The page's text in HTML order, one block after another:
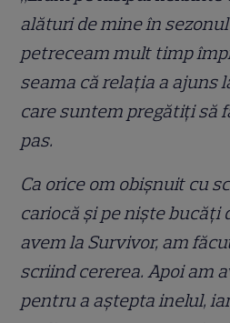
alături de mine în
petreceam mult timp
seama că relația a ajuns
care suntem pregătiți să
pas.
Ca orice om obișnuit cu
cariocă și pe niște bucăți
avem la Survivor, am
scriind cererea. Apoi am
pentru a aștepta inelul,